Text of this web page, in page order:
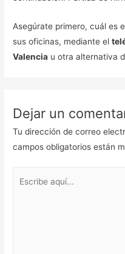
Asegúrate primero, cuál es
sus oficinas, mediante el
Valencia u otra alternativa
Dejar un
Tu dirección de correo
campos obligatorios están